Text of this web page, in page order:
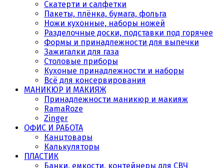
Скатерти и салфетки
Пакеты, плёнка, бумага, фольга
Ножи кухонные, наборы ножей
Разделочные доски, подставки под горячее
Формы и принадлежности для выпечки
Зажигалки для газа
Столовые приборы
Кухоные принадлежности и наборы
Всё для консервирования
МАНИКЮР И МАКИЯЖ
Принадлежности маникюр и макияж
RamaRoze
Zinger
ОФИС И РАБОТА
Канцтовары
Калькуляторы
ПЛАСТИК
Банки, емкости, контейнеры для СВЧ